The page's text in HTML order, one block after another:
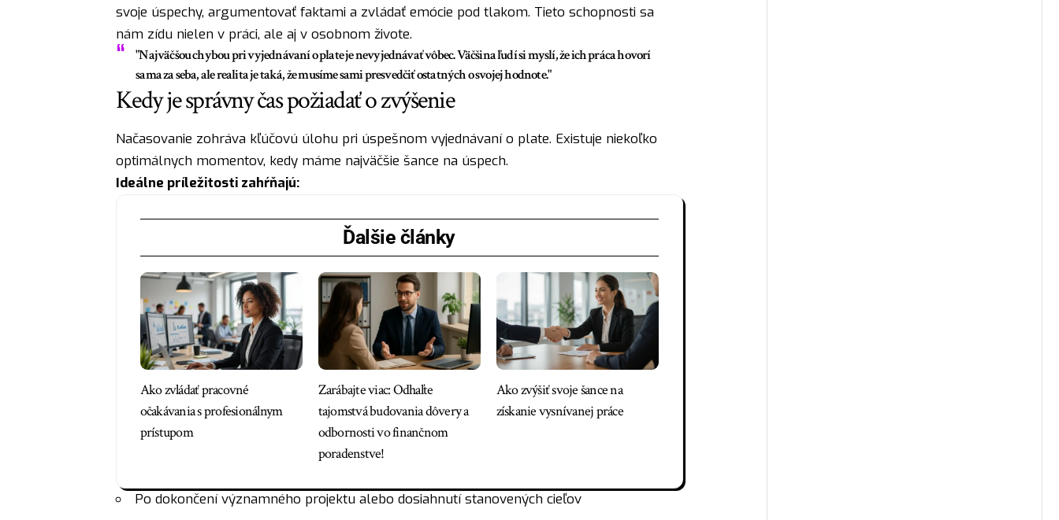
svoje úspechy, argumentovať faktami a zvládať emócie pod tlakom. Tieto schopnosti sa
nám zídu nielen v práci, ale aj v osobnom živote.
"Najväčšou chybou pri vyjednávaní o plate je nevyjednávať vôbec. Väčšina ľudí si myslí, že ich práca hovorí
sama za seba, ale realita je taká, že musíme sami presvedčiť ostatných o svojej hodnote."
Kedy je správny čas požiadať o zvýšenie
Načasovanie zohráva kľúčovú úlohu pri úspešnom vyjednávaní o plate. Existuje niekoľko
optimálnych momentov, kedy máme najväčšie šance na úspech.
Ideálne príležitosti zahŕňajú:
Ďalšie články
Ako zvládať pracovné
očakávania s profesionálnym
prístupom
Zarábajte viac: Odhaľte
tajomstvá budovania dôvery a
odbornosti vo finančnom
poradenstve!
Ako zvýšiť svoje šance na
získanie vysnívanej práce
Po dokončení významného projektu alebo dosiahnutí stanovených cieľov